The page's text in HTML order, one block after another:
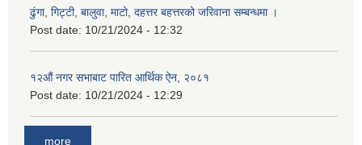
ढुंगा, गिट्टी, बालुवा, माटो, दहत्तर बहत्तरको जरिवाना सम्बन्धमा ।
Post date: 10/21/2024 - 12:32
१२औं नगर सभाबाट पारित आर्थिक ऐन, २०८१
Post date: 10/21/2024 - 12:29
more